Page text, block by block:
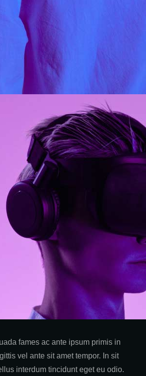
fames ac ante ipsum primis in
vel ante sit amet tempor. In sit
interdum tincidunt eget eu odio.